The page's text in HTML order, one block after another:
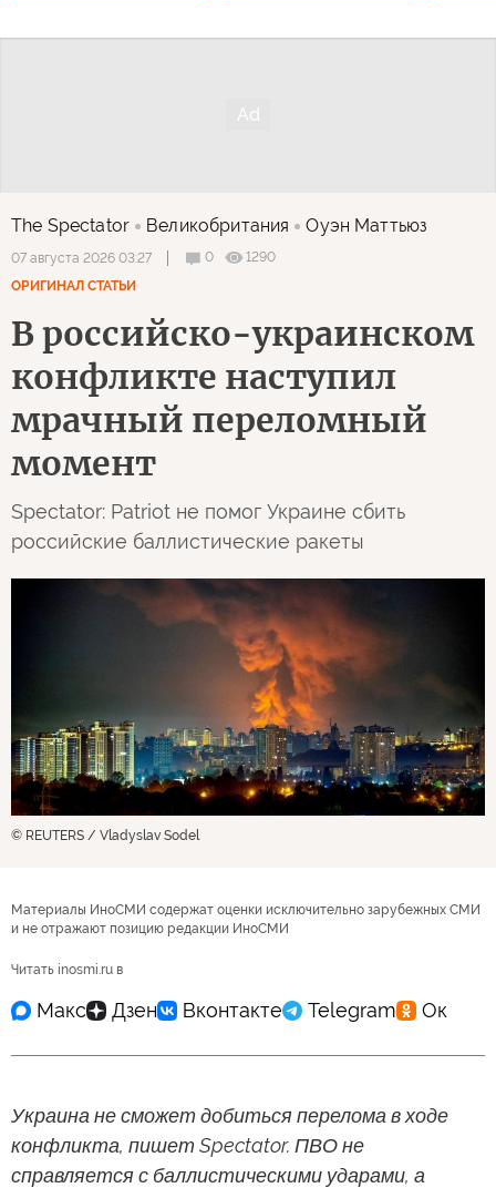
The Spectator Великобритания Оуэн Маттьюз
07 августа 2026 03:27 0
1290
ОРИГИНАЛ СТАТЬИ
В российско-украинском
конфликте наступил
мрачный переломный
момент
Spectator: Patriot не помог Украине сбить
российские баллистические ракеты
© REUTERS / Vladyslav Sodel
Материалы ИноСМИ содержат оценки исключительно зарубежных СМИ
и не отражают позицию редакции ИноСМИ
Читать inosmi.ru в
Украина не сможет добиться перелома в ходе
конфликта, пишет Spectator. ПВО не
справляется с баллистическими ударами, а